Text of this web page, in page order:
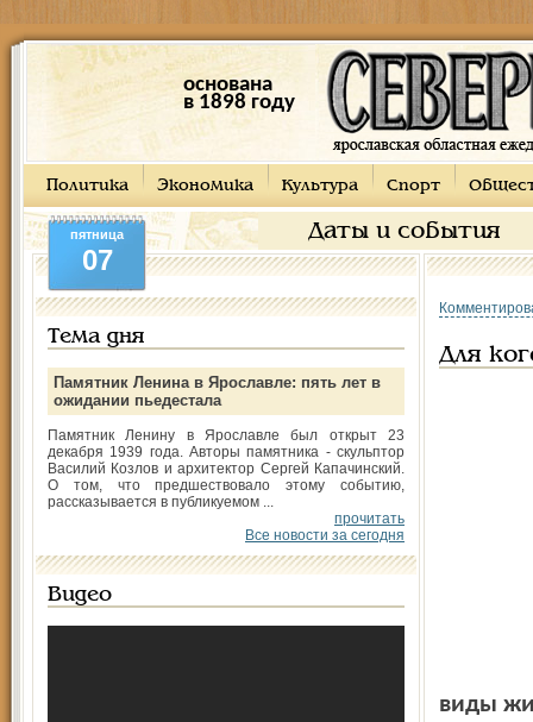
основана
в 1898 году
Политика Экономика Культура Спорт
Даты и события
пятница
07
Тема дня
Памятник Ленина в Ярославле: пять лет в
ожидании пьедестала
Памятник Ленину в Ярославле был открыт 23
декабря 1939 года. Авторы памятника - скульптор
Василий Козлов и архитектор Сергей Капачинский.
О том, что предшествовало этому событию,
рассказывается в публикуемом ...
прочитать
Все новости за сегодня
Видео
Для
виды